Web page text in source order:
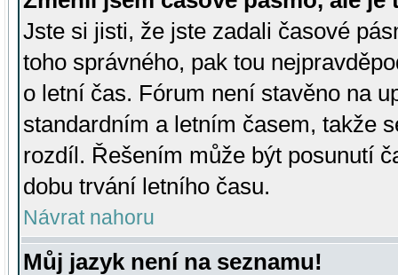
Jste si jisti, že jste zadali časové
toho správného, pak tou
o letní čas. Fórum není stavěno na
standardním a letním časem, takže
rozdíl. Řešením může být posunutí
dobu trvání letního času.
Návrat nahoru
Můj jazyk není na seznamu!